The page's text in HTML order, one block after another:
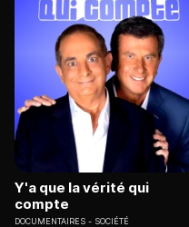
Y'a que la vérité qui
compte
DOCUMENTAIRES SOCIÉTÉ